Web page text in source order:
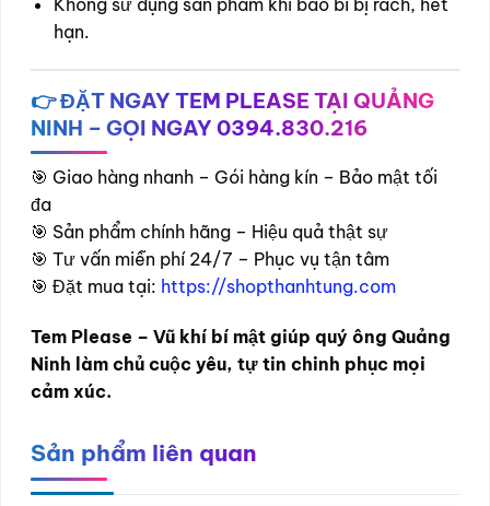
hạn.
👉 ĐẶT NGAY TEM PLEASE TẠI QUẢNG
NINH – GỌI NGAY 0394.830.216
🎯 Giao hàng nhanh – Gói hàng kín – Bảo mật tối
đa
🎯 Sản phẩm chính hãng – Hiệu quả thật sự
🎯 Tư vấn miễn phí 24/7 – Phục vụ tận tâm
🎯 Đặt mua tại: https://shopthanhtung.com
Tem Please – Vũ khí bí mật giúp quý ông Quảng
Ninh làm chủ cuộc yêu, tự tin chinh phục mọi
cảm xúc.
Sản phẩm liên quan